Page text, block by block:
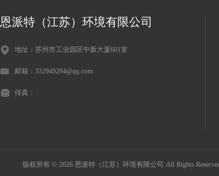
恩派特（江苏）环境有限公司
地址：苏州市工业园区中新大厦601室
邮箱：332949294@qq.com
传真：
版权所有 © 2026 恩派特（江苏）环境有限公司 All Rights